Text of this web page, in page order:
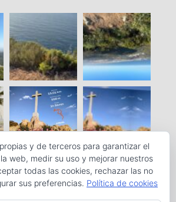
y de terceros para garantizar el
web, medir su uso y mejorar nuestros
todas las cookies, rechazar las no
sus preferencias. Política de cookies